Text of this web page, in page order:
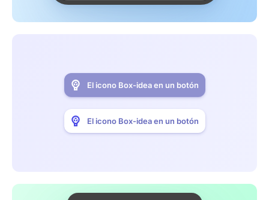
El icono Box-idea en un botón
El icono Box-idea en un botón